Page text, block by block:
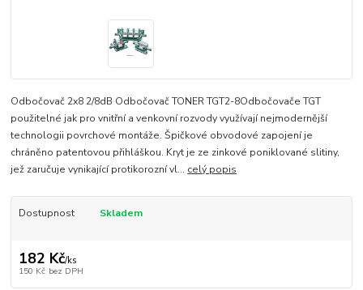
Odbočovač 2x8 2/8dB Odbočovač TONER TGT2-8Odbočovače TGT
použitelné jak pro vnitřní a venkovní rozvody využívají nejmodernější
technologii povrchové montáže. Špičkové obvodové zapojení je
chráněno patentovou přihláškou. Kryt je ze zinkové poniklované slitiny,
jež zaručuje vynikající protikorozní vl... celý popis
Dostupnost Skladem
182 Kč/ks
150 Kč bez DPH